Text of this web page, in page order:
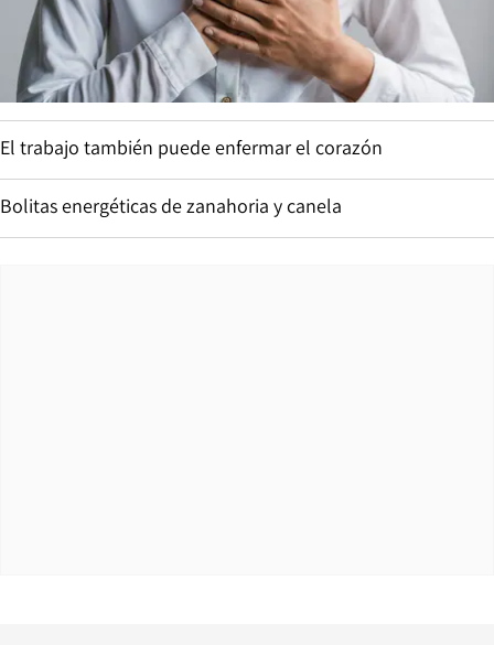
El trabajo también puede enfermar el corazón
Bolitas energéticas de zanahoria y canela